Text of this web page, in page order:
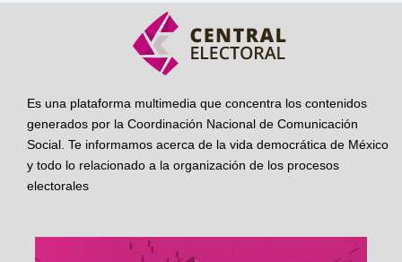
Es una plataforma multimedia que concentra los contenidos
generados por la Coordinación Nacional de Comunicación
Social. Te informamos acerca de la vida democrática de México
y todo lo relacionado a la organización de los procesos
electorales